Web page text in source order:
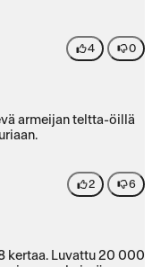
4 0
armeijan teltta-öillä
2 6
kertaa. Luvattu 20 000